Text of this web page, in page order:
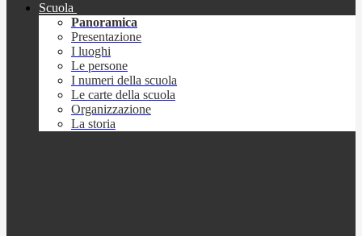
Scuola
Panoramica
Presentazione
I luoghi
Le persone
I numeri della scuola
Le carte della scuola
Organizzazione
La storia